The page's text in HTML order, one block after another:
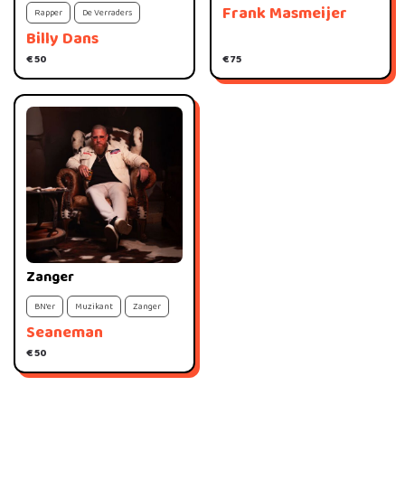
Billy Dans
€ 50
Rapper
De Verraders Frank Masmeijer
€ 75
Seaneman
Zanger
€ 50
BN'er Muzikant Zanger